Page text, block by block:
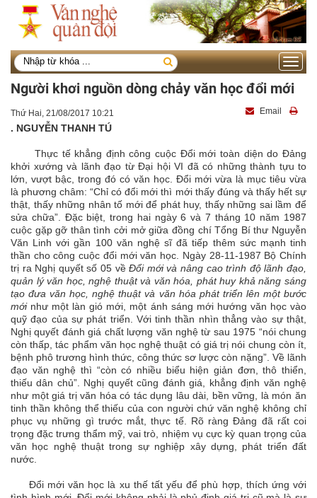
Toggle
Người khơi nguồn dòng chảy văn học đổi mới
Thứ Hai, 21/08/2017 10:21 Email
. NGUYỄN THANH TÚ
Thực tế khẳng định công cuộc Đổi mới toàn diện do Đảng
khởi xướng và lãnh đạo từ Đại hội VI đã có những thành tựu to
lớn, vượt bậc, trong đó có văn học. Đổi mới vừa là mục tiêu vừa
là phương châm: “Chỉ có đổi mới thì mới thấy đúng và thấy hết sự
thật, thấy những nhân tố mới để phát huy, thấy những sai lầm để
sửa chữa”. Đặc biệt, trong hai ngày 6 và 7 tháng 10 năm 1987
cuộc gặp gỡ thân tình cởi mở giữa đồng chí Tổng Bí thư Nguyễn
Văn Linh với gần 100 văn nghệ sĩ đã tiếp thêm sức mạnh tinh
thần cho công cuộc đổi mới văn học. Ngày 28-11-1987 Bộ Chính
trị ra Nghị quyết số 05 vềĐổi mới và nâng cao trình độ lãnh đạo,
quản lý văn học, nghệ thuật và văn hóa, phát huy khả năng sáng
tạo đưa văn học, nghệ thuật và văn hóa phát triển lên một bước
mớinhư một làn gió mới, một ánh sáng mới hướng văn học vào
quỹ đạo của sự phát triển. Với tinh thần nhìn thẳng vào sự thật,
Nghị quyết đánh giá chất lượng văn nghệ từ sau 1975 “nói chung
còn thấp, tác phẩm văn học nghệ thuật có giá trị nói chung còn ít,
bệnh phô trương hình thức, công thức sơ lược còn nặng”. Về lãnh
đạo văn nghệ thì “còn có nhiều biểu hiện giản đơn, thô thiển,
thiếu dân chủ”. Nghị quyết cũng đánh giá, khẳng định văn nghệ
như một giá trị văn hóa có tác dụng lâu dài, bền vững, là món ăn
tinh thần không thể thiếu của con người chứ văn nghệ không chỉ
phục vụ những gì trước mắt, thực tế. Rõ ràng Đảng đã rất coi
trọng đặc trưng thẩm mỹ, vai trò, nhiệm vụ cực kỳ quan trọng của
văn học nghệ thuật trong sự nghiệp xây dựng, phát triển đất
nước.
Đổi mới văn học là xu thế tất yếu để phù hợp, thích ứng với